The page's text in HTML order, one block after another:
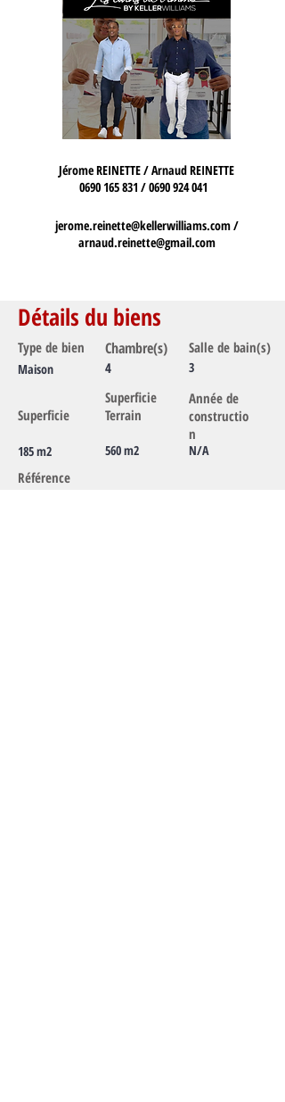
Jérome REINETTE / Arnaud REINETTE
0690 165 831 /0690 924 041
jerome.reinette@kellerwilliams.com/
arnaud.reinette@gmail.com
Détails du biens
Type de bien
Maison
Chambre(s)
Salle de bain(s)
4
3
Superficie
185 m2
Superficie
Terrain
560 m2
Année de
constructio
n
N/A
Référence